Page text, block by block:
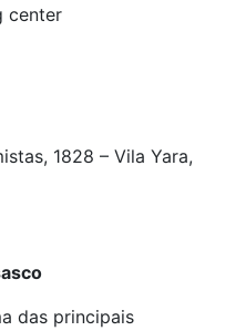
center
1828 – Vila Yara,
das principais